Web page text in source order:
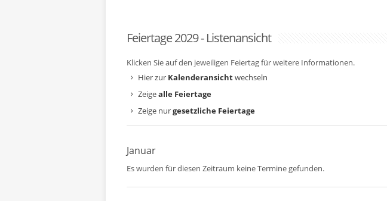
Feiertage 2029 - Listenansicht
Klicken Sie auf den jeweiligen Feiertag für weitere Informationen.
Hier zur Kalenderansichtwechseln
Zeigealle Feiertage
Zeige nurgesetzliche Feiertage
Januar
Es wurden für diesen Zeitraum keine Termine gefunden.